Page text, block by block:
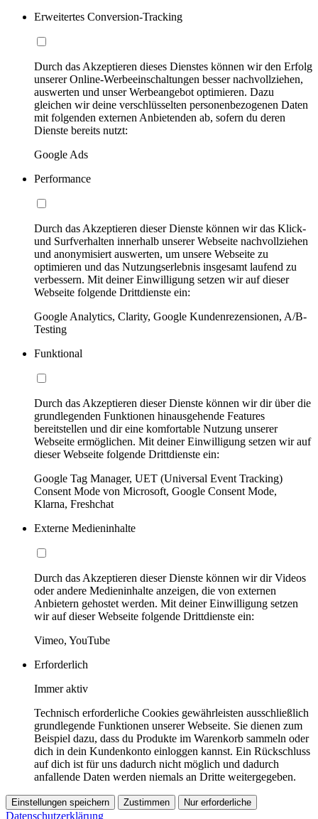
Erweitertes Conversion-Tracking
Durch das Akzeptieren dieses Dienstes können wir den Erfolg
unserer Online-Werbeeinschaltungen besser nachvollziehen,
auswerten und unser Werbeangebot optimieren. Dazu
gleichen wir deine verschlüsselten personenbezogenen Daten
mit folgenden externen Anbietenden ab, sofern du deren
Dienste bereits nutzt:
Google Ads
Performance
Durch das Akzeptieren dieser Dienste können wir das Klick-
und Surfverhalten innerhalb unserer Webseite nachvollziehen
und anonymisiert auswerten, um unsere Webseite zu
optimieren und das Nutzungserlebnis insgesamt laufend zu
verbessern. Mit deiner Einwilligung setzen wir auf dieser
Webseite folgende Drittdienste ein:
Google Analytics, Clarity, Google Kundenrezensionen, A/B-
Testing
Funktional
Durch das Akzeptieren dieser Dienste können wir dir über die
grundlegenden Funktionen hinausgehende Features
bereitstellen und dir eine komfortable Nutzung unserer
Webseite ermöglichen. Mit deiner Einwilligung setzen wir auf
dieser Webseite folgende Drittdienste ein:
Google Tag Manager, UET (Universal Event Tracking)
Consent Mode von Microsoft, Google Consent Mode,
Klarna, Freshchat
Externe Medieninhalte
Durch das Akzeptieren dieser Dienste können wir dir Videos
oder andere Medieninhalte anzeigen, die von externen
Anbietern gehostet werden. Mit deiner Einwilligung setzen
wir auf dieser Webseite folgende Drittdienste ein:
Vimeo, YouTube
Erforderlich
Immer aktiv
Technisch erforderliche Cookies gewährleisten ausschließlich
grundlegende Funktionen unserer Webseite. Sie dienen zum
Beispiel dazu, dass du Produkte im Warenkorb sammeln oder
dich in dein Kundenkonto einloggen kannst. Ein Rückschluss
auf dich ist für uns dadurch nicht möglich und dadurch
anfallende Daten werden niemals an Dritte weitergegeben.
Einstellungen speichern Zustimmen Nur erforderliche
Datenschutzerklärung